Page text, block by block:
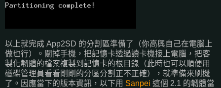
以上就完成 App2SD 的分割區準備了（你高興自己在電腦上
做也行）。關掉手機，把記憶卡透過讀卡機接上電腦，把客
製化韌體的檔案複製到記憶卡的根目錄（此時也可以順便用
磁碟管理員看看剛剛的分區分割正不正確），就準備來刷機
了。因應當下的版本資訊，以下用 Sanpei 這個 2.1 的韌體當